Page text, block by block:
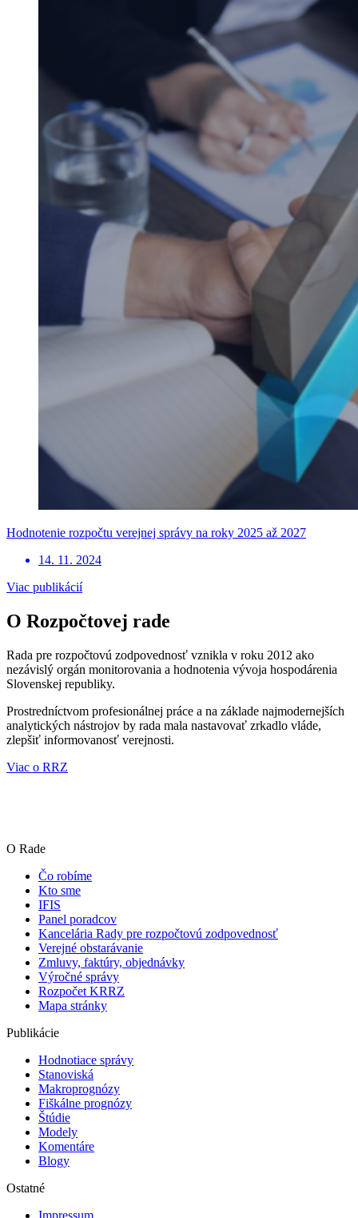
Hodnotenie rozpočtu verejnej správy na roky 2025 až 2027
14. 11. 2024
Viac publikácií
O Rozpočtovej rade
Rada pre rozpočtovú zodpovednosť vznikla v roku 2012 ako
nezávislý orgán monitorovania a hodnotenia vývoja hospodárenia
Slovenskej republiky.
Prostredníctvom profesionálnej práce a na základe najmodernejších
analytických nástrojov by rada mala nastavovať zrkadlo vláde,
zlepšiť informovanosť verejnosti.
Viac o RRZ
O Rade
Čo robíme
Kto sme
IFIS
Panel poradcov
Kancelária Rady pre rozpočtovú zodpovednosť
Verejné obstarávanie
Zmluvy, faktúry, objednávky
Výročné správy
Rozpočet KRRZ
Mapa stránky
Publikácie
Hodnotiace správy
Stanoviská
Makroprognózy
Fiškálne prognózy
Štúdie
Modely
Komentáre
Blogy
Ostatné
Impressum